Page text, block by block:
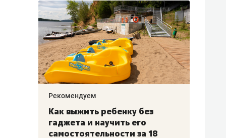
Рекомендуем
Как выжить ребенку без
гаджета и научить его
самостоятельности за 18